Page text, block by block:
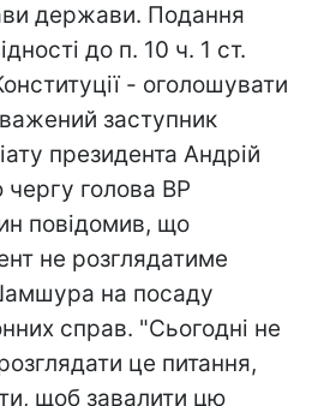
держави. Подання
до п. 10 ч. 1 ст.
- оголошувати
заступник
президента Андрій
голова ВР
повідомив, що
не розглядатиме
на посаду
справ. "Сьогодні не
це питання,
щоб завалити цю